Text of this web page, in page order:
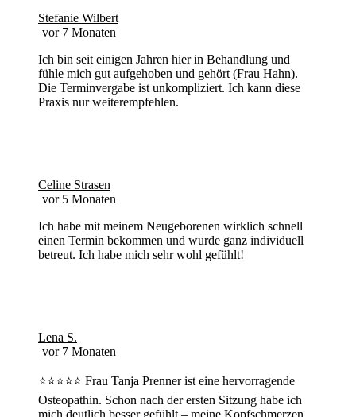
Stefanie Wilbert
vor 7 Monaten
Ich bin seit einigen Jahren hier in Behandlung und
fühle mich gut aufgehoben und gehört (Frau Hahn).
Die Terminvergabe ist unkompliziert. Ich kann diese
Praxis nur weiterempfehlen.
Celine Strasen
vor 5 Monaten
Ich habe mit meinem Neugeborenen wirklich schnell
einen Termin bekommen und wurde ganz individuell
betreut. Ich habe mich sehr wohl gefühlt!
Lena S.
vor 7 Monaten
⭐️⭐️⭐️⭐️⭐️ Frau Tanja Prenner ist eine hervorragende
Osteopathin. Schon nach der ersten Sitzung habe ich
mich deutlich besser gefühlt – meine Kopfschmerzen